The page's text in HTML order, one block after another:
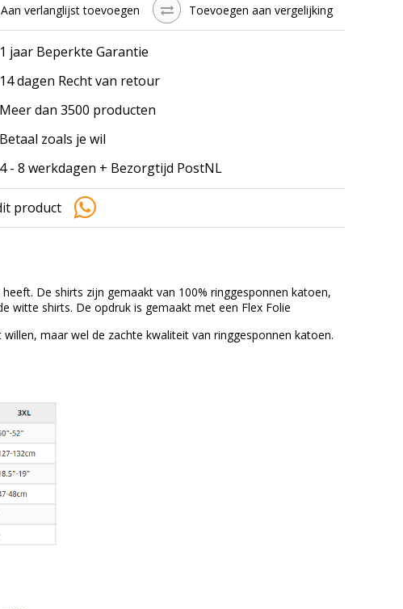
Aan verlanglijst toevoegen Toevoegen aan vergelijking
1 jaar Beperkte Garantie
14 dagen Recht van retour
Meer dan 3500 producten
Betaal zoals je wil
4 - 8 werkdagen + Bezorgtijd PostNL
product
De shirts zijn gemaakt van 100% ringgesponnen katoen,
witte shirts. De opdruk is gemaakt met een Flex Folie
maar wel de zachte kwaliteit van ringgesponnen katoen.